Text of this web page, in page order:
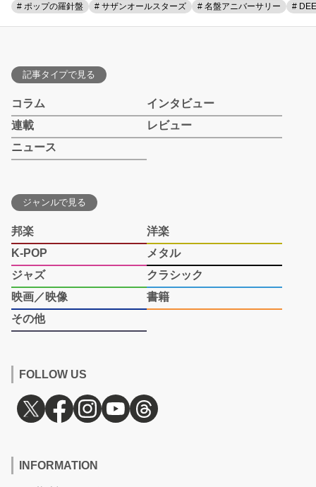
# ポップの羅針盤 # サザンオールスターズ # 名盤アニバーサリー #
記事タイプで見る
コラム
インタビュー
連載
レビュー
ニュース
ジャンルで見る
邦楽
洋楽
K-POP
メタル
ジャズ
クラシック
映画／映像
書籍
その他
FOLLOW US
INFORMATION